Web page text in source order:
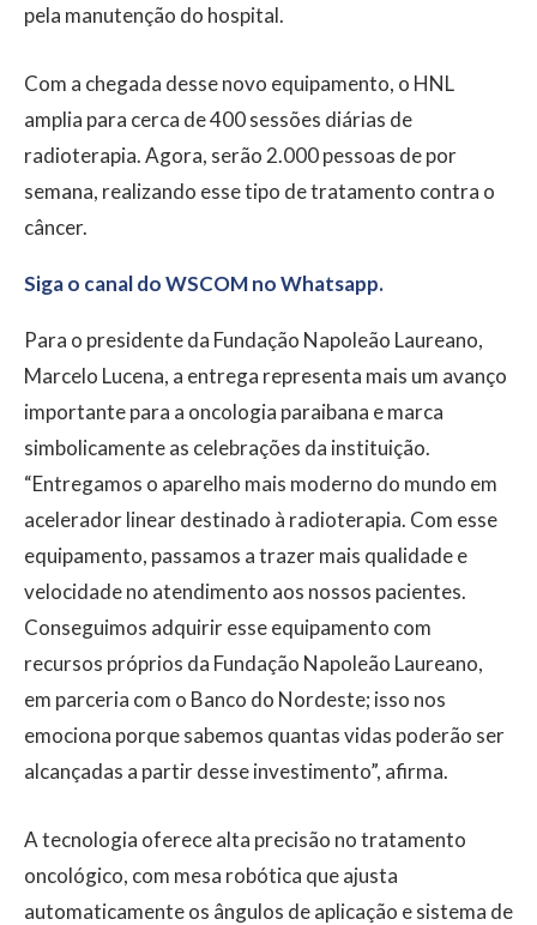
pela manutenção do hospital.
Com a chegada desse novo equipamento, o HNL
amplia para cerca de 400 sessões diárias de
radioterapia. Agora, serão 2.000 pessoas de por
semana, realizando esse tipo de tratamento contra o
câncer.
Siga o canal do WSCOM no Whatsapp.
Para o presidente da Fundação Napoleão Laureano,
Marcelo Lucena, a entrega representa mais um avanço
importante para a oncologia paraibana e marca
simbolicamente as celebrações da instituição.
“Entregamos o aparelho mais moderno do mundo em
acelerador linear destinado à radioterapia. Com esse
equipamento, passamos a trazer mais qualidade e
velocidade no atendimento aos nossos pacientes.
Conseguimos adquirir esse equipamento com
recursos próprios da Fundação Napoleão Laureano,
em parceria com o Banco do Nordeste; isso nos
emociona porque sabemos quantas vidas poderão ser
alcançadas a partir desse investimento”, afirma.
A tecnologia oferece alta precisão no tratamento
oncológico, com mesa robótica que ajusta
automaticamente os ângulos de aplicação e sistema de